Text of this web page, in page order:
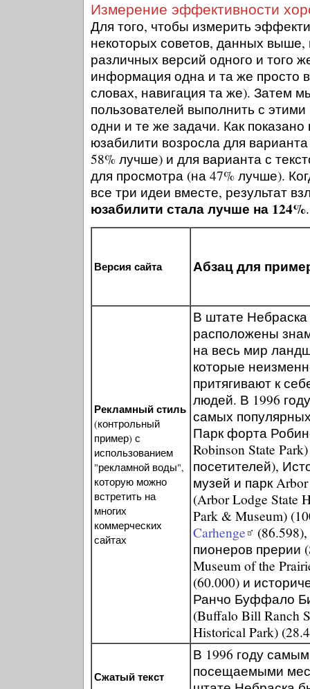
Измерение эффективности
Для того, чтобы измерить
некоторых советов, данных
различных версий одного и того
информация одна и та же просто
словах, навигация та же). Затем
пользователей выполнить с
одни и те же задачи. Как
юзабилити возросла для
58% лучше) и для варианта с
для просмотра (на 47% лучше).
все три идеи вместе, результат
юзабилити стала лучше на 124%.
Версия сайта Абзац для
Рекламный стиль
(контрольный
пример) с
использованием
"рекламной воды",
которую можно
встретить на
многих
коммерческих
сайтах
В штате Небраска
расположены
на весь мир
которые
притягивают к
людей. В 1996
самых
Парк форта
Robinson State
посетителей),
музей и парк
(Arbor Lodge State
Park & Museum)
Carhenge
пионеров прерии
Museum of the
(60.000) и
Ранчо Буффало
(Buffalo Bill Ranch
Historical Park)
Сжатый текст
В 1996 году
посещаемыми